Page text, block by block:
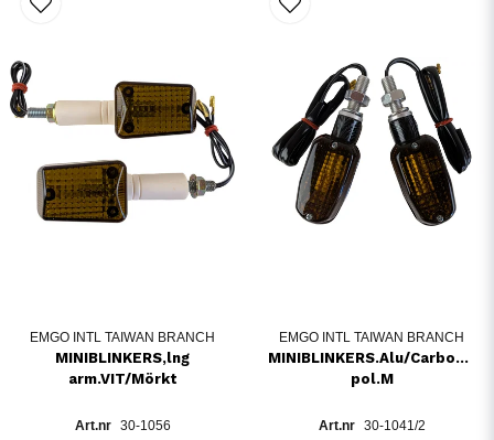
EMGO INTL TAIWAN BRANCH
MINIBLINKERS,lng
arm.VIT/Mörkt
30-1056
EMGO INTL TAIWAN BRANCH
MINIBLINKERS.Alu/Carbon1-
pol.M
30-1041/2